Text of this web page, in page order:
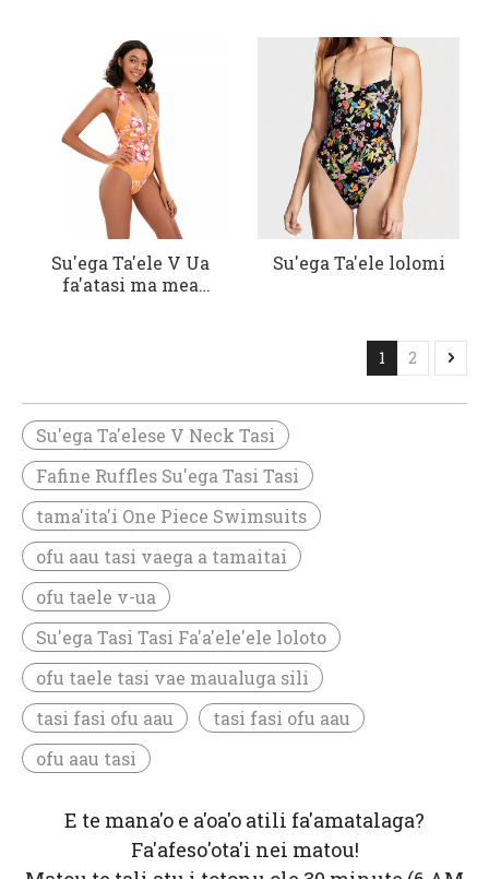
Su'ega Ta'ele V Ua
fa'atasi ma mea
Su'ega Ta'ele lolomi
1 2
Su'ega Ta'elese V Neck Tasi
Fafine Ruffles Su'ega Tasi Tasi
tama'ita'i One Piece Swimsuits
ofu aau tasi vaega a tamaitai
ofu taele v-ua
Su'ega Tasi Tasi Fa'a'ele'ele loloto
ofu taele tasi vae maualuga sili
tasi fasi ofu aau
tasi fasi ofu aau
ofu aau tasi
E te mana'o e a'oa'o atili fa'amatalaga?
Fa'afeso'ota'i nei matou!